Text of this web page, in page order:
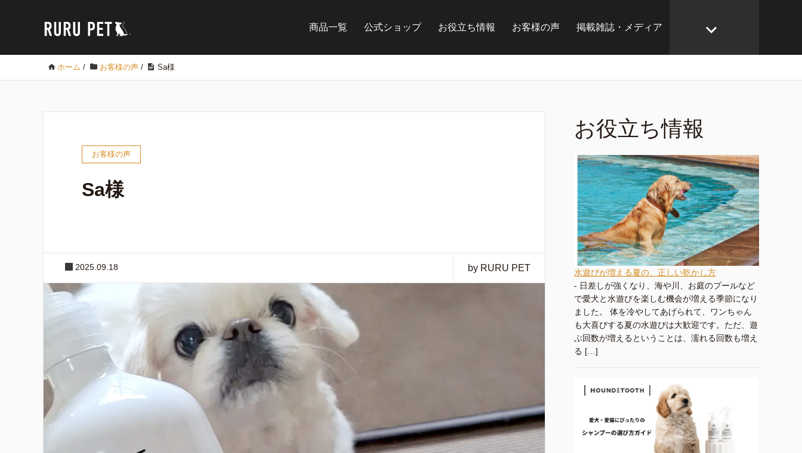
商品一覧 公式ショップ お役立ち情報 お客様の声 掲載雑誌・メディア
ホーム / お客様の声 / Sa様
お客様の声
Sa様
2025.09.18 by RURU PET
お役立ち情報
水遊びが増える夏の、正しい乾かし方
- 日差しが強くなり、海や川、お庭のプールなど
で愛犬と水遊びを楽しむ機会が増える季節になり
ました。 体を冷やしてあげられて、ワンちゃん
も大喜びする夏の水遊びは大歓迎です。ただ、遊
ぶ回数が増えるということは、濡れる回数も増え
る […]